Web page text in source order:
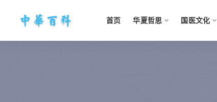
首页 华夏哲思 国医文化